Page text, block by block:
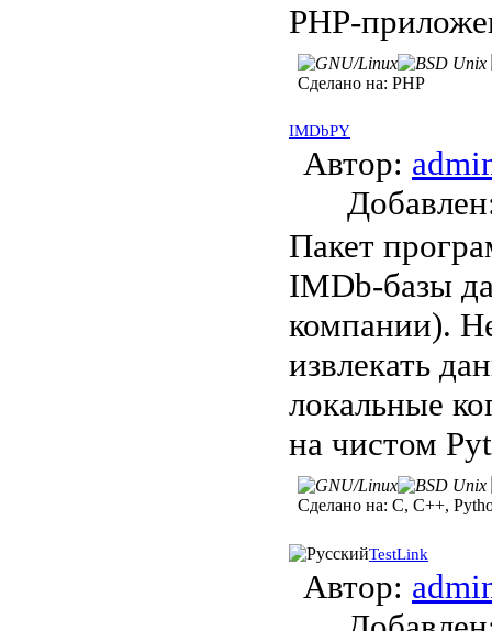
PHP-
Сделано на: PHP
IMDbPY
Автор:
Пакет
IMDb-базы
компании).
извлекать
локальные
на чистом
Сделано на: C, C++,
TestLink
Автор: